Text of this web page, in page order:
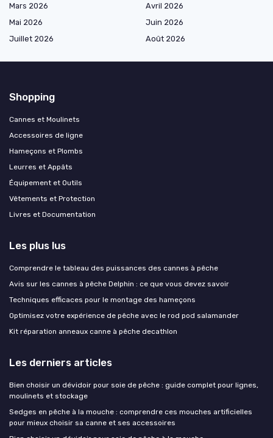
Mars 2026
Avril 2026
Mai 2026
Juin 2026
Juillet 2026
Août 2026
Shopping
Cannes et Moulinets
Accessoires de ligne
Hameçons et Plombs
Leurres et Appâts
Équipement et Outils
Vêtements et Protection
Livres et Documentation
Les plus lus
Comprendre le tableau des puissances des cannes à pêche
Avis sur les cannes à pêche Delphin : ce que vous devez savoir
Techniques efficaces pour le montage des hameçons
Optimisez votre expérience de pêche avec le rod pod salamander
Kit réparation anneaux canne à pêche decathlon
Les derniers articles
Bien choisir un dévidoir pour soie de pêche : guide complet pour lignes,
moulinets et stockage
Sedges en pêche à la mouche : comprendre ces mouches artificielles
pour mieux choisir sa canne et ses accessoires